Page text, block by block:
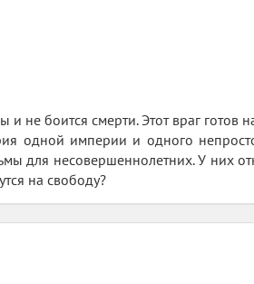
боится смерти. Этот враг готов на
одной империи и одного
для несовершеннолетних. У них
на свободу?